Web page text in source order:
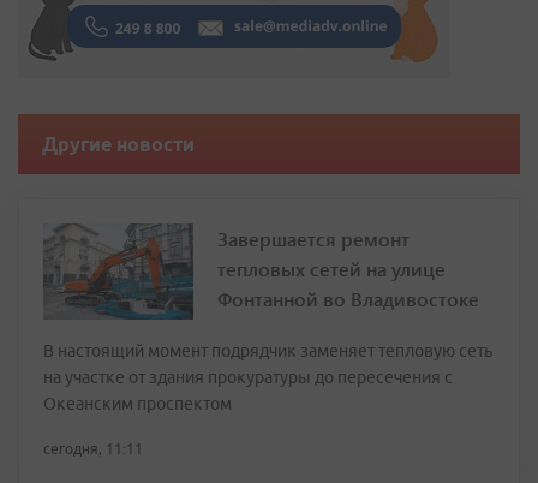
Другие новости
Завершается ремонт
тепловых сетей на улице
Фонтанной во Владивостоке
В настоящий момент подрядчик заменяет тепловую сеть
на участке от здания прокуратуры до пересечения с
Океанским проспектом
сегодня, 11:11